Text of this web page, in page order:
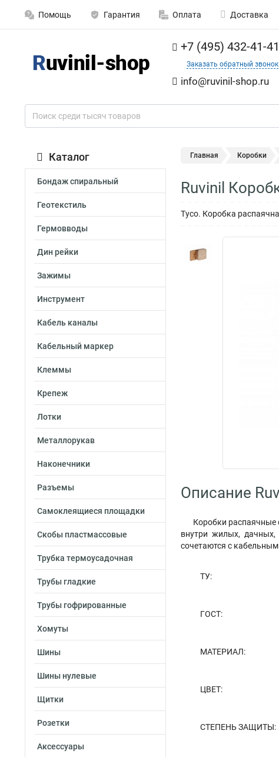
Помощь Гарантия Оплата Доставка
+7 (495) 432-41-41
Заказать обратный звонок
info@ruvinil-shop.ru
Каталог
Бондаж спиральный
Геотекстиль
Гермовводы
Дин рейки
Зажимы
Инструмент
Кабель каналы
Кабельный маркер
Клеммы
Крепеж
Лотки
Металлорукав
Наконечники
Разъемы
Самоклеящиеся площадки
Скобы пластмассовые
Трубка термоусадочная
Трубы гладкие
Трубы гофрированные
Хомуты
Шины
Шины нулевые
Щитки
Розетки
Аксессуары
Главная Коробки
Ruvinil
Тусо. Коробка
Описание
Коробки распаячные
внутри жилых, дачных,
сочетаются с
ТУ:
ГОСТ:
МАТЕРИАЛ:
ЦВЕТ:
СТЕПЕНЬ ЗАЩИТЫ: